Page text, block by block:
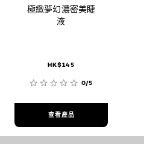
極緻夢幻濃密美睫
液
HK$145
0/5
查看產品